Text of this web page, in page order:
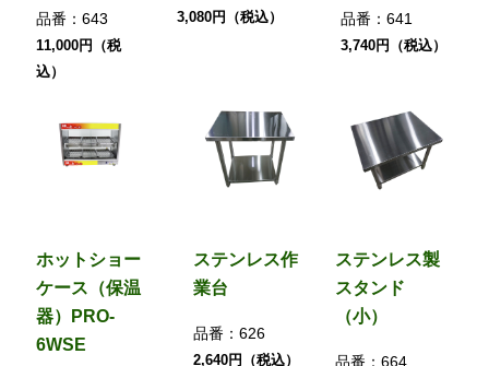
品番： 643
11,000円（税
込）
3,080円（税込） 品番：641
3,740円（税込）
ホットショー
ケース（保温
器）PRO-
6WSE
ステンレス作
業台
品番：626
2,640円（税込）
ステンレス製
スタンド
（小）
品番：664